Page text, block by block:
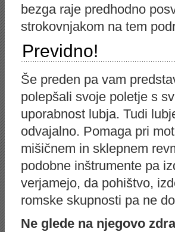
bezga raje predhodno
strokovnjakom na tem
Previdno!
Še preden pa vam
polepšali svoje poletje s
uporabnost lubja. Tudi
odvajalno. Pomaga pri
mišičnem in sklepnem
podobne inštrumente pa
verjamejo, da pohištvo,
romske skupnosti pa ne
Ne glede na njegovo